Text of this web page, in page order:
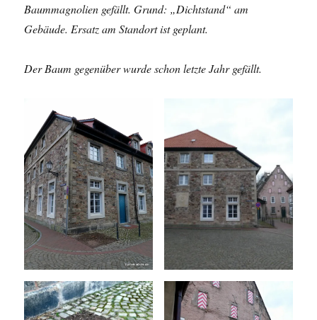
Baummagnolien gefällt. Grund: „Dichtstand“ am
Gebäude. Ersatz am Standort ist geplant.
Der Baum gegenüber wurde schon letzte Jahr gefällt.